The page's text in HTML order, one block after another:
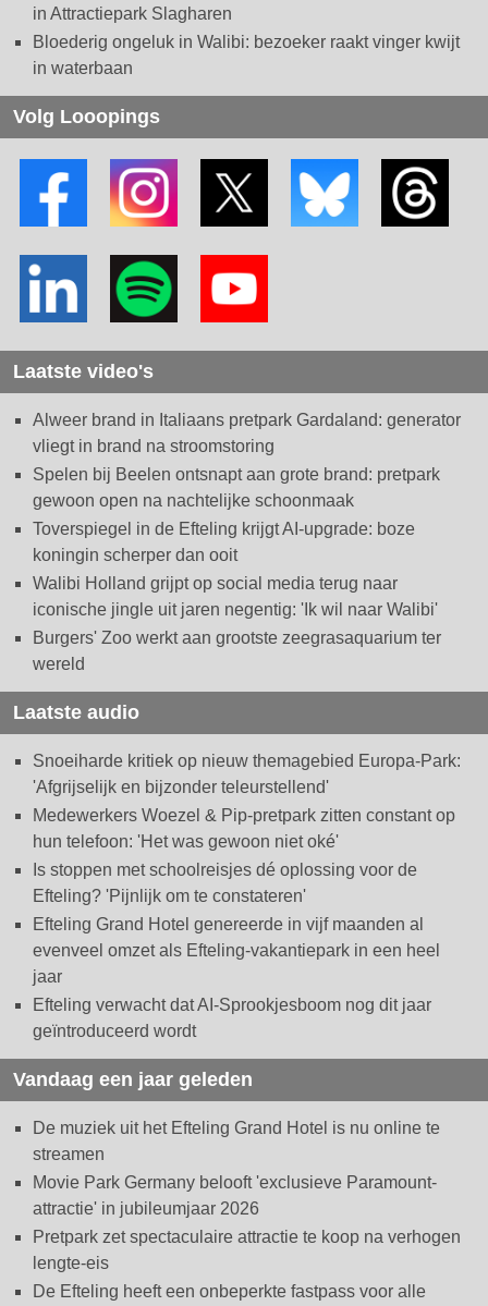
in Attractiepark Slagharen
Bloederig ongeluk in Walibi: bezoeker raakt vinger kwijt
in waterbaan
Volg Looopings
Laatste video's
Alweer brand in Italiaans pretpark Gardaland: generator
vliegt in brand na stroomstoring
Spelen bij Beelen ontsnapt aan grote brand: pretpark
gewoon open na nachtelijke schoonmaak
Toverspiegel in de Efteling krijgt AI-upgrade: boze
koningin scherper dan ooit
Walibi Holland grijpt op social media terug naar
iconische jingle uit jaren negentig: 'Ik wil naar Walibi'
Burgers' Zoo werkt aan grootste zeegrasaquarium ter
wereld
Laatste audio
Snoeiharde kritiek op nieuw themagebied Europa-Park:
'Afgrijselijk en bijzonder teleurstellend'
Medewerkers Woezel & Pip-pretpark zitten constant op
hun telefoon: 'Het was gewoon niet oké'
Is stoppen met schoolreisjes dé oplossing voor de
Efteling? 'Pijnlijk om te constateren'
Efteling Grand Hotel genereerde in vijf maanden al
evenveel omzet als Efteling-vakantiepark in een heel
jaar
Efteling verwacht dat AI-Sprookjesboom nog dit jaar
geïntroduceerd wordt
Vandaag een jaar geleden
De muziek uit het Efteling Grand Hotel is nu online te
streamen
Movie Park Germany belooft 'exclusieve Paramount-
attractie' in jubileumjaar 2026
Pretpark zet spectaculaire attractie te koop na verhogen
lengte-eis
De Efteling heeft een onbeperkte fastpass voor alle